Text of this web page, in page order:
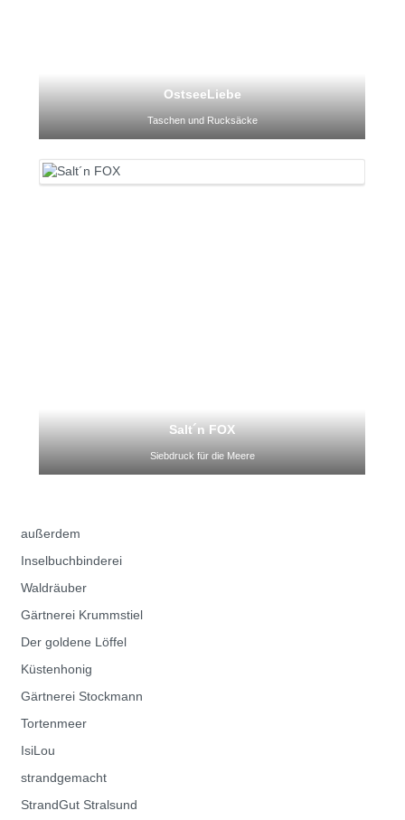
OstseeLiebe
Taschen und Rucksäcke
Salt´n FOX
Siebdruck für die Meere
außerdem
Inselbuchbinderei
Waldräuber
Gärtnerei Krummstiel
Der goldene Löffel
Küstenhonig
Gärtnerei Stockmann
Tortenmeer
IsiLou
strandgemacht
StrandGut Stralsund